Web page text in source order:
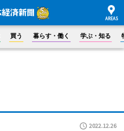
買う 暮らす・働く 学ぶ・知る
2022.12.26